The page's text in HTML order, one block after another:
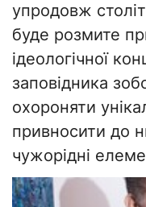
упродовж
буде розмите
ідеологічної
заповідника
охороняти
привносити до
чужорідні